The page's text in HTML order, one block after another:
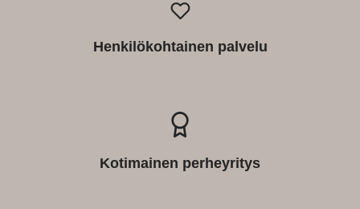
Henkilökohtainen palvelu
Kotimainen perheyritys